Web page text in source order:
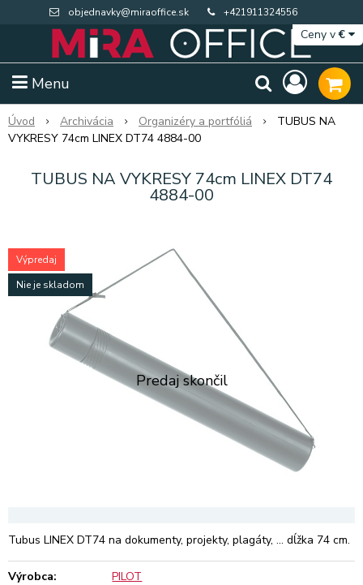
objednavky@miraoffice.sk +421911324556
Menu
Ceny v€
Extra výpredaj zásob
Úvod Archivácia Organizéry a portfóliá
TUBUS NA
VYKRESY 74cm LINEX DT74 4884-00
TUBUS NA VYKRESY 74cm LINEX DT74
4884-00
Výpredaj
Nie je skladom
Tubus LINEX DT74 na dokumenty, projekty, plagáty, ... dĺžka 74 cm.
Výrobca:
PILOT